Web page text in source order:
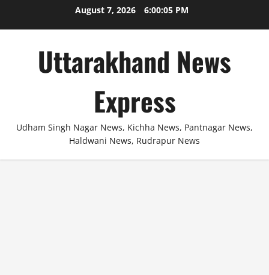
August 7, 2026 6:00:05 PM
Uttarakhand News
Express
Udham Singh Nagar News, Kichha News, Pantnagar News,
Haldwani News, Rudrapur News